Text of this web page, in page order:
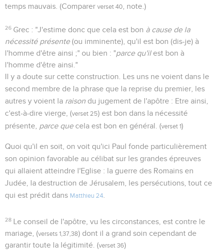
temps mauvais. (Comparer verset 40 , note.)
26 Grec : "J'estime donc que cela est bon à cause de la
nécessité présente(ou imminente), qu'il est bon (dis-je) à
l'homme d'être ainsi ;" ou bien : "parce qu'ilest bon à
l'homme d'être ainsi."
Il y a doute sur cette construction. Les uns ne voient dans le
second membre de la phrase que la reprise du premier, les
autres y voient la raison du jugement de l'apôtre : Etre ainsi,
c'est-à-dire vierge, (verset 25) est bon dans la nécessité
présente, parce quecela est bon en général. (verset 1)
Quoi qu'il en soit, on voit qu'ici Paul fonde particulièrement
son opinion favorable au célibat sur les grandes épreuves
qui allaient atteindre l'Eglise : la guerre des Romains en
Judée, la destruction de Jérusalem, les persécutions, tout ce
qui est prédit dans Matthieu 24
28 Le conseil de l'apôtre, vu les circonstances, est contre le
mariage, (versets 1,37,38) dont il a grand soin cependant de
garantir toute la légitimité. (verset 36)